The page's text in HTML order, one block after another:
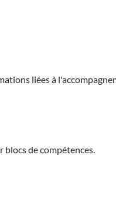
liées à
de compétences.